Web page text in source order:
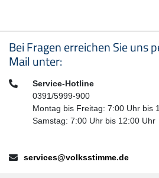
Seitenfußbereich
Bei Fragen erreichen Sie uns
Mail unter:
Telefon:Service-Hotline
0391/5999-900
Montag bis Freitag: 7:00 Uhr bis
Samstag: 7:00 Uhr bis 12:00 Uhr
E-Mail:services@volksstimme.de